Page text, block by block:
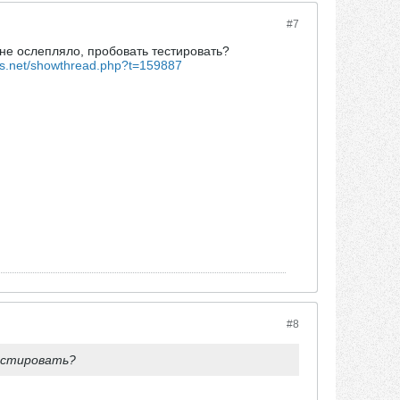
#7
ослепляло, пробовать тестировать?
showthread.php?t=159887
#8